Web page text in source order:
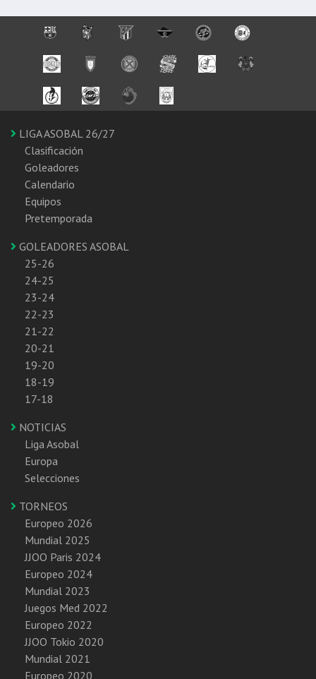
LIGA ASOBAL 26/27
Clasificación
Goleadores
Calendario
Equipos
Pretemporada
GOLEADORES ASOBAL
25-26
24-25
23-24
22-23
21-22
20-21
19-20
18-19
17-18
NOTICIAS
Liga Asobal
Europa
Selecciones
TORNEOS
Europeo 2026
Mundial 2025
JJOO Paris 2024
Europeo 2024
Mundial 2023
Juegos Med 2022
Europeo 2022
JJOO Tokio 2020
Mundial 2021
Europeo 2020